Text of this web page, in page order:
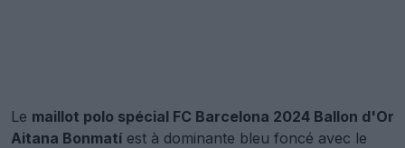
Le maillot polo spécial FC Barcelona 2024 Ballon d'Or
Aitana Bonmatí est à dominante bleu foncé avec le